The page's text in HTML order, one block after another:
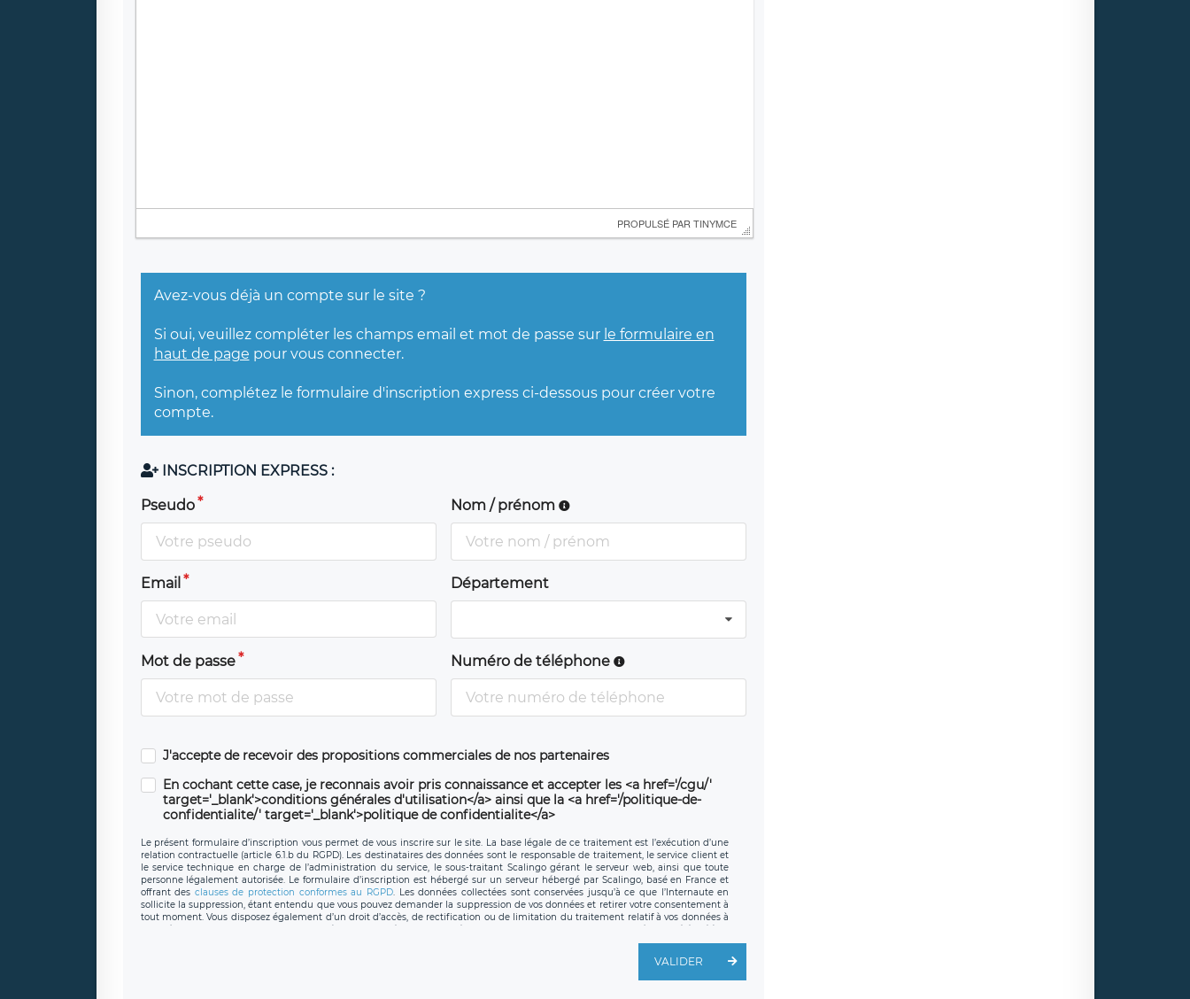
PROPULSÉ PAR TINYMCE
Avez-vous déjà un compte sur le site ?
Si oui, veuillez compléter les champs email et mot de passe sur le formulaire en
haut de page pour vous connecter.
Sinon, complétez le formulaire d'inscription express ci-dessous pour créer votre
compte.
INSCRIPTION EXPRESS :
Pseudo Nom / prénom
Email Département
Mot de passe Numéro de téléphone
J'accepte de recevoir des propositions commerciales de nos partenaires
En cochant cette case, je reconnais avoir pris connaissance et accepter les <a href='/cgu/'
target='_blank'>conditions générales d'utilisation</a> ainsi que la <a href='/politique-de-
confidentialite/' target='_blank'>politique de confidentialite</a>
Le présent formulaire d’inscription vous permet de vous inscrire sur le site. La base légale de ce traitement est l’exécution d’une
relation contractuelle (article 6.1.b du RGPD). Les destinataires des données sont le responsable de traitement, le service client et
le service technique en charge de l’administration du service, le sous-traitant Scalingo gérant le serveur web, ainsi que toute
personne légalement autorisée. Le formulaire d’inscription est hébergé sur un serveur hébergé par Scalingo, basé en France et
offrant des clauses de protection conformes au RGPD. Les données collectées sont conservées jusqu’à ce que l’Internaute en
sollicite la suppression, étant entendu que vous pouvez demander la suppression de vos données et retirer votre consentement à
tout moment. Vous disposez également d’un droit d’accès, de rectification ou de limitation du traitement relatif à vos données à
caractère personnel, ainsi que d’un droit à la portabilité de vos données. Vous pouvez exercer ces droits auprès du délégué à la
protection des données de LÉGAVOX qui exerce au siège social de LÉGAVOX et est joignable à l’adresse mail suivante :
joignable à l’adresse mail : responsabledetraitement@legavox.fr. Vous avez également le droit d’introduire une réclamation
VALIDER